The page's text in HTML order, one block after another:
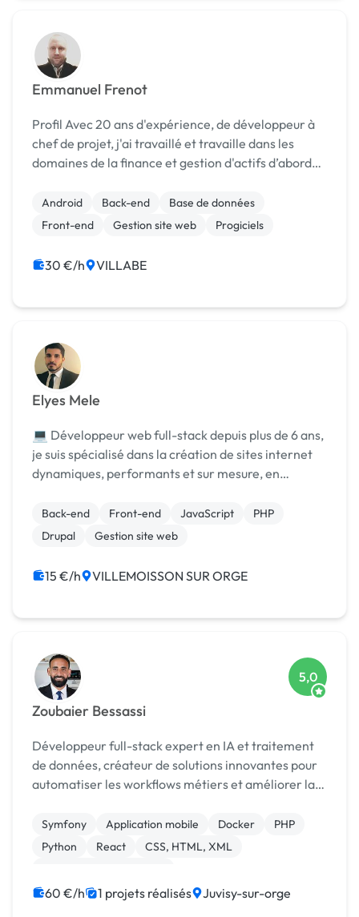
Emmanuel Frenot
Profil Avec 20 ans d'expérience, de développeur à
chef de projet, j'ai travaillé et travaille dans les
domaines de la finance et gestion d'actifs d’abord
Chef de Projet - ARKANCE (7896...
Android Back-end
Base de données
Front-end
Gestion site web Progiciels
30 €/h VILLABE
Elyes Mele
💻 Développeur web full-stack depuis plus de 6 ans,
je suis spécialisé dans la création de sites internet
dynamiques, performants et sur mesure, en
sans framework) pour le back-end. Je propose...
Back-end Front-end JavaScript
PHP
Drupal
Gestion site web
15 €/h VILLEMOISSON SUR ORGE
Zoubaier Bessassi
5,0
Développeur full-stack expert en IA et traitement
de données, créateur de solutions innovantes pour
automatiser les workflows métiers et améliorer la
Symfony Application mobile Docker
PHP
Python
React
CSS, HTML, XML
Migration ou refonte de site
Site clé en main
60 €/h 1 projets réalisés Juvisy-sur-orge